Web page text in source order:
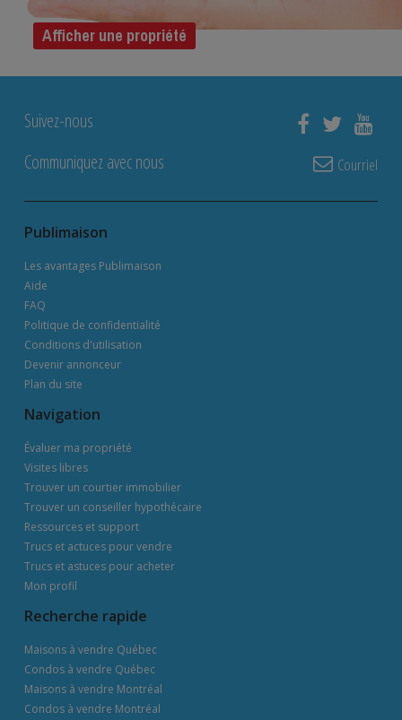
Afficher une propriété
Suivez-nous
Communiquez avec nous
Courriel
Publimaison
Les avantages Publimaison
Aide
FAQ
Politique de confidentialité
Conditions d'utilisation
Devenir annonceur
Plan du site
Navigation
Évaluer ma propriété
Visites libres
Trouver un courtier immobilier
Trouver un conseiller hypothécaire
Ressources et support
Trucs et actuces pour vendre
Trucs et astuces pour acheter
Mon profil
Recherche rapide
Maisons à vendre Québec
Condos à vendre Québec
Maisons à vendre Montréal
Condos à vendre Montréal